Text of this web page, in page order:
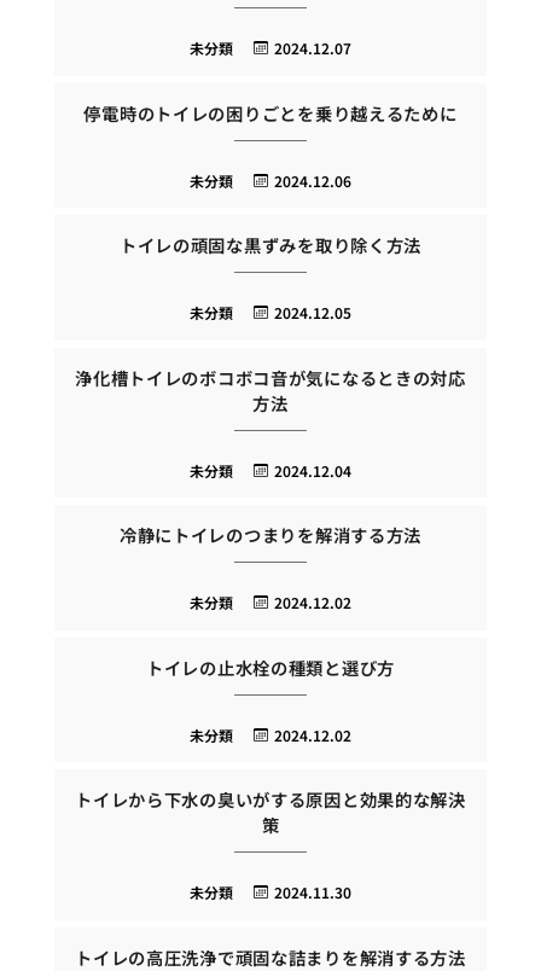
2024.12.07
未分類
停電時のトイレの困りごとを乗り越えるために
2024.12.06
未分類
トイレの頑固な黒ずみを取り除く方法
2024.12.05
未分類
浄化槽トイレのボコボコ音が気になるときの対応
方法
2024.12.04
未分類
冷静にトイレのつまりを解消する方法
2024.12.02
未分類
トイレの止水栓の種類と選び方
2024.12.02
未分類
トイレから下水の臭いがする原因と効果的な解決
策
2024.11.30
未分類
トイレの高圧洗浄で頑固な詰まりを解消する方法